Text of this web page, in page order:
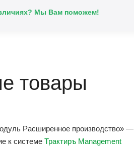
Мы Вам поможем!
товары
Расширенное производство» —
к системе Трактиръ Management